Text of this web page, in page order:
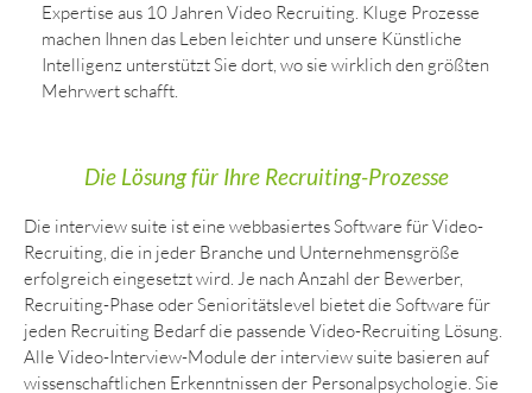
Expertise aus 10 Jahren Video Recruiting. Kluge Prozesse
machen Ihnen das Leben leichter und unsere Künstliche
Intelligenz unterstützt Sie dort, wo sie wirklich den größten
Mehrwert schafft.
Die Lösung für Ihre Recruiting-Prozesse
Die interview suite ist eine webbasiertes Software für Video-
Recruiting, die in jeder Branche und Unternehmensgröße
erfolgreich eingesetzt wird. Je nach Anzahl der Bewerber,
Recruiting-Phase oder Senioritätslevel bietet die Software für
jeden Recruiting Bedarf die passende Video-Recruiting Lösung.
Alle Video-Interview-Module der interview suite basieren auf
wissenschaftlichen Erkenntnissen der Personalpsychologie. Sie